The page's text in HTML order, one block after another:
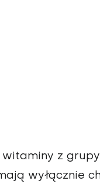
z
wyłącznie